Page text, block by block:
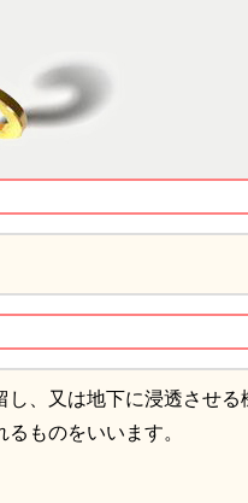
、又は地下に浸透させる
ものをいいます。